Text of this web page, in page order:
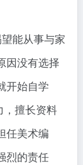
能从事与家
因没有选择
开始自学
，擅长资料
任美术编
烈的责任